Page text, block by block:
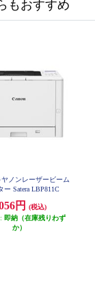
もおすすめ
ノンレーザービーム
ー Satera LBP811C
円
(税込)
即納（在庫残りわず
か）